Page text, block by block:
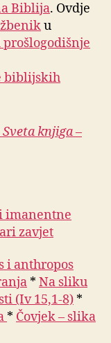
Biblija. Ovdje
u
biblijskih
Sveta knjiga –
imanentne
zavjet
i anthropos
* Na sliku
(Iv 15,1-8) *
* Čovjek – slika